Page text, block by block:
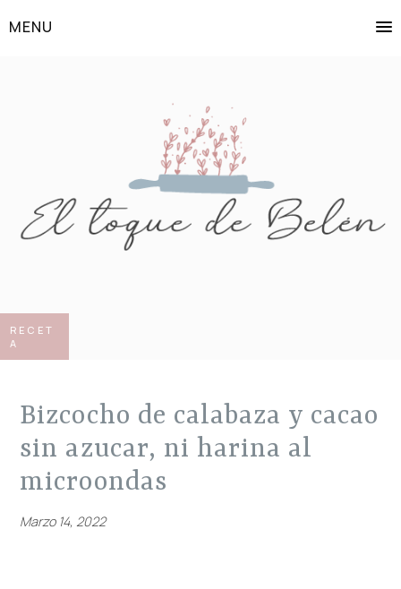
MENU
RECET
A
bizcocho de calabaza y cacao
sin azucar, ni harina al
microondas
Marzo 14, 2022